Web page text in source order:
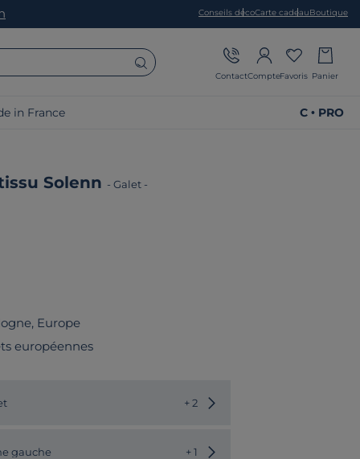
Conseils décoCarte cadeauBoutique
ContactCompteFavoris Panier
in France C • PRO
Solenn - Galet-
Europe
européennes
+ 2 Choisir une autre couleur
gauche + 1 Choisir un autre modèle